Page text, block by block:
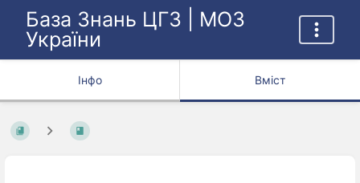
База Знань ЦГЗ | МОЗ
України
Інфо Вміст